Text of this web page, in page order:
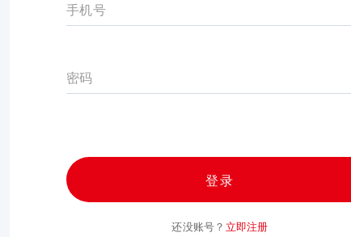
手机号
密码
登录
还没账号？ 立即注册